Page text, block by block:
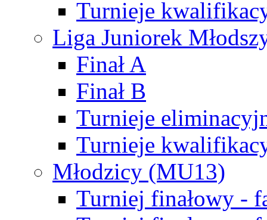
Turnieje
Liga Juniorek
Finał A
Finał B
Turnieje
Turnieje
Młodzicy (MU13)
Turniej finałowy -